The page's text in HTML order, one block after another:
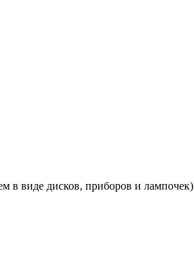
в виде дисков, приборов и лампочек)